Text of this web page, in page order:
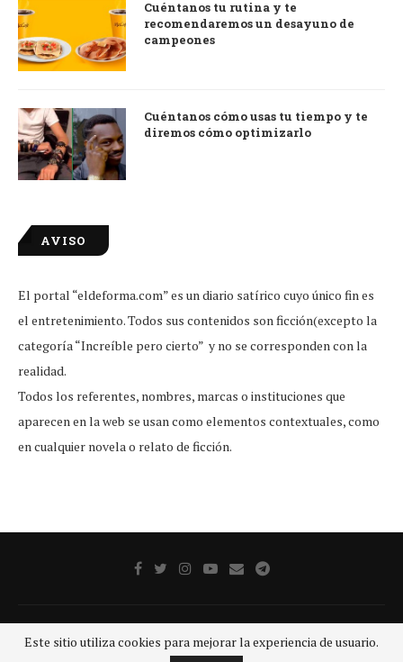
Cuéntanos tu rutina y te
recomendaremos un desayuno de
campeones
Cuéntanos cómo usas tu tiempo y te
diremos cómo optimizarlo
AVISO
El portal “eldeforma.com” es un diario satírico cuyo único fin es
el entretenimiento. Todos sus contenidos son ficción(excepto la
categoría “Increíble pero cierto” y no se corresponden con la
realidad.
Todos los referentes, nombres, marcas o instituciones que
aparecen en la web se usan como elementos contextuales, como
en cualquier novela o relato de ficción.
Este sitio utiliza cookies para mejorar la experiencia de usuario.